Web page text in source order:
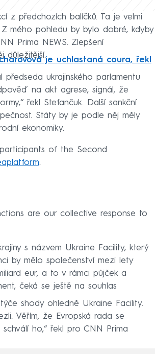
z předchozích balíčků. Ta je velmi
Z mého pohledu by bylo dobré, kdyby
Prima NEWS. Zlepšení
důležitější.
je uchlastaná coura, řekl
ukrajinského parlamentu
na akt agrese, signál, že
řekl Stefančuk. Další sankční
Státy by je podle něj měly
ekonomiky.
of the Second
.
are our collective response to
s názvem Ukraine Facility, který
by mělo společenství mezi lety
eur, a to v rámci půjček a
čeká se ještě na souhlas
shody ohledně Ukraine Facility.
Věřím, že Evropská rada se
ho,“ řekl pro CNN Prima